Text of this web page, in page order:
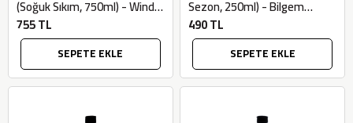
(Soğuk Sıkım, 750ml) - Windy
Valley
755 TL
SEPETE EKLE
Sezon, 250ml) - Bilgem
Zeytincilik
490 TL
SEPETE EKLE